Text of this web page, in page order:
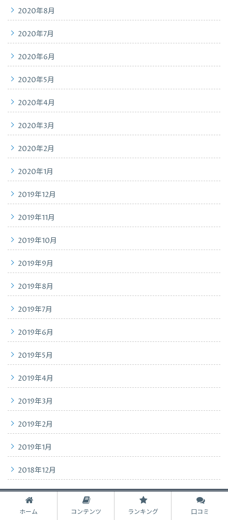
2020年8月
2020年7月
2020年6月
2020年5月
2020年4月
2020年3月
2020年2月
2020年1月
2019年12月
2019年11月
2019年10月
2019年9月
2019年8月
2019年7月
2019年6月
2019年5月
2019年4月
2019年3月
2019年2月
2019年1月
2018年12月
2018年11月
2018年10月
ホーム コンテンツ ランキング 口コミ